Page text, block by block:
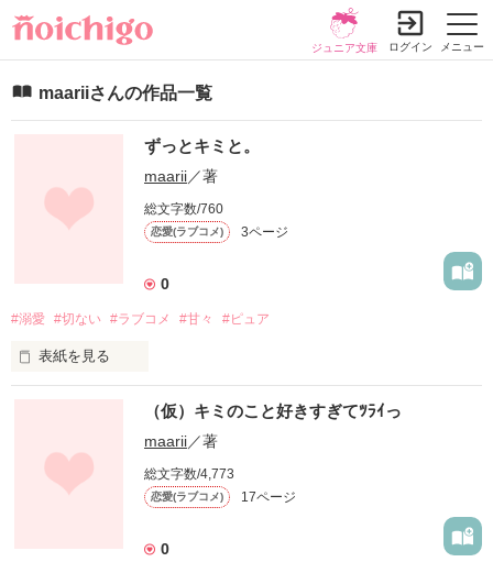
メニュー
ジュニア文庫 ログイン
maariiさんの作品一覧
ずっとキミと。
maarii／著
総文字数/760
恋愛(ラブコメ) 3ページ
0
#溺愛 #切ない #ラブコメ #甘々 #ピュア
表紙を見る
伊藤 憐斗〈いとう れんと〉
佐々木 瑠音 〈ささき るね〉
（仮）キミのこと好きすぎてﾂﾗｲっ
maarii／著
総文字数/4,773
恋愛(ラブコメ) 17ページ
0